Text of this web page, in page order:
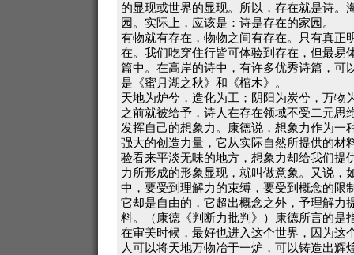
的显现或世界的显现。所以，存在就是诗。
园。实际上，应该是：诗是存在的家园。
有物就有存在，物物之间有存在。只有真正
在。我们吃穿住行皆可体验到存在，但最易
篇中。在高岸的诗中，有许多优秀诗篇，可
是《蜜月湖之秋》和《棺木》。
天地为炉兮，造化为工；阴阳为炭兮，万物
之前就被给予，诗人在存在领域不受二元思
发挥自己的想象力。康德说，想象力作为一
强大的创造力量，它从实际自然所提供的材
验看来平淡无味的地方，想象力却给我们提
力所形成的形象显现，就叫做意象。又说，
中，要受到理解力的束缚，要受到概念的限
它却是自由的，它超出概念之外，予理解力
料。（康德《判断力批判》）康德所言的是
在审美时候，最好也进入这个世界，因为这
人可以将天地万物冶于一炉，可以铸造出辉